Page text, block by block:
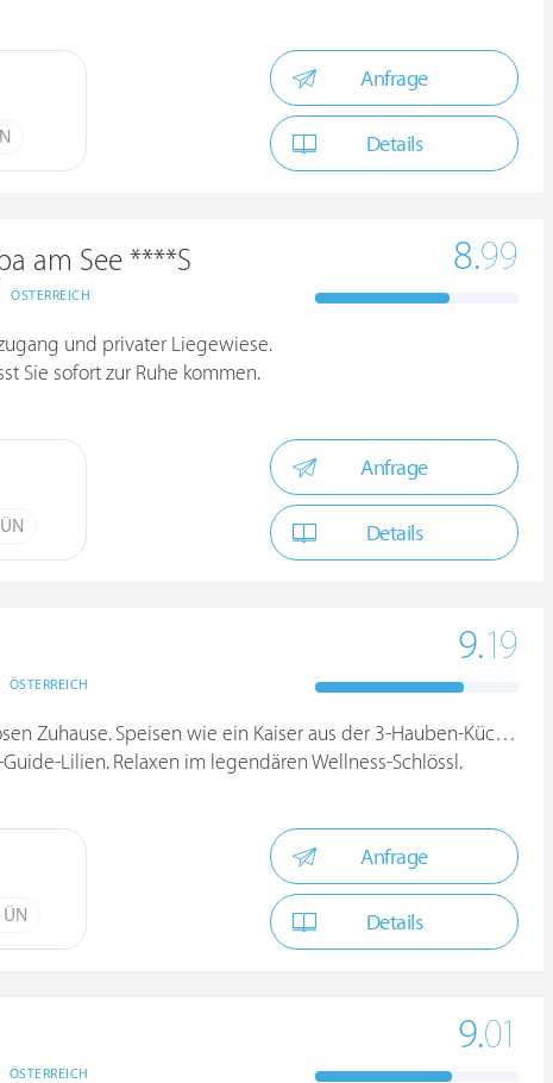
Anfrage
Details
am See ****S
ÖSTERREICH
8.99
und privater Liegewiese.
Sie sofort zur Ruhe kommen.
Anfrage
Details
ÖSTERREICH
9.19
Zuhause. Speisen wie ein Kaiser aus der 3-Hauben-Küche.
Lilien. Relaxen im legendären Wellness-Schlössl.
Anfrage
Details
ÖSTERREICH
9.01